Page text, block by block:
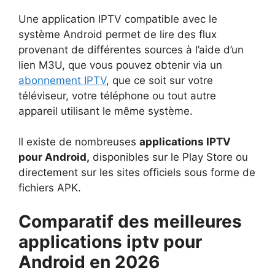
Une application IPTV compatible avec le
système Android permet de lire des flux
provenant de différentes sources à l’aide d’un
lien M3U, que vous pouvez obtenir via un
abonnement IPTV, que ce soit sur votre
téléviseur, votre téléphone ou tout autre
appareil utilisant le même système.
Il existe de nombreuses applications IPTV
pour Android, disponibles sur le Play Store ou
directement sur les sites officiels sous forme de
fichiers APK.
Comparatif des meilleures
applications iptv pour
Android en 2026